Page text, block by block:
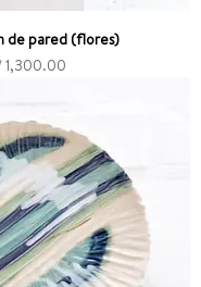
de pared (flores)
1,300.00